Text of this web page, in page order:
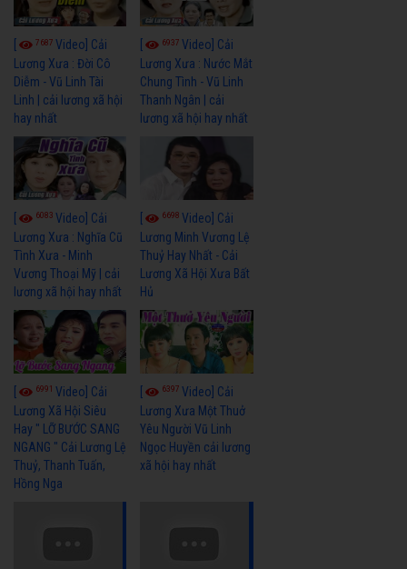
7687 Video] Cải
Lương Xưa : Đời Cô
Diễm - Vũ Linh Tài
Linh | cải lương xã hội
hay nhất
6937Video] Cải
Lương Xưa : Nước Mắt
Chung Tình - Vũ Linh
Thanh Ngân | cải
lương xã hội hay nhất
6083 Video] Cải
Lương Xưa : Nghĩa Cũ
Tình Xưa - Minh
Vương Thoại Mỹ | cải
lương xã hội hay nhất
6698Video] Cải
Lương Minh Vương Lệ
Thuỷ Hay Nhất - Cải
Lương Xã Hội Xưa Bất
Hủ
6991 Video] Cải
Lương Xã Hội Siêu
Hay " LỠ BƯỚC SANG
NGANG " Cải Lương Lệ
Thuỷ, Thanh Tuấn,
Hồng Nga
6397Video] Cải
Lương Xưa Một Thuở
Yêu Người Vũ Linh
Ngọc Huyền cải lương
xã hội hay nhất